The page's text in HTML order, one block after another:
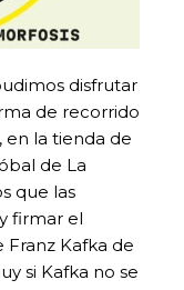
disfrutar
de recorrido
en la tienda de
de La
que las
firmar el
Franz Kafka de
si Kafka no se